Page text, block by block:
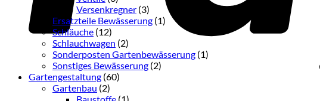
Versenkregner (3)
Ersatzteile Bewässerung (1)
Schläuche (12)
Schlauchwagen (2)
Sonderposten Gartenbewässerung (1)
Sonstiges Bewässerung (2)
Gartengestaltung (60)
Gartenbau (2)